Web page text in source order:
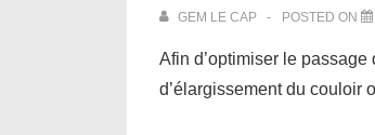
GEM LE CAP POSTED ON
Afin d’optimiser le
d’élargissement du couloir